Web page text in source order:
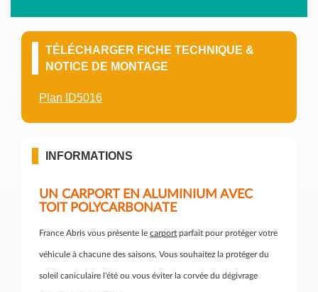
TÉLÉCHARGER FICHE TECHNIQUE &
NOTICE DE MONTAGE
Plan ID5016
INFORMATIONS
UN CARPORT EN ALUMINIUM AVEC
TOIT POLYCARBONATE
France Abris vous présente le carport parfait pour protéger votre
véhicule à chacune des saisons. Vous souhaitez la protéger du
soleil caniculaire l'été ou vous éviter la corvée du dégivrage